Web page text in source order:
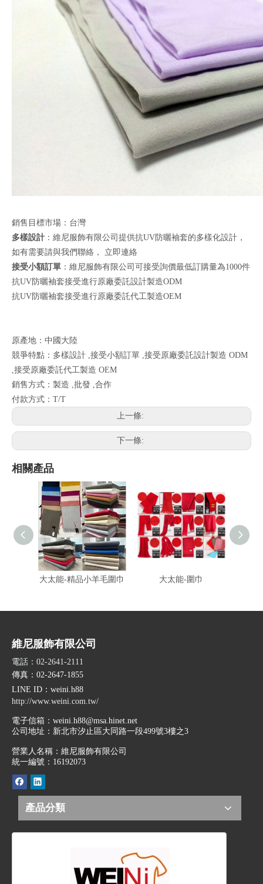
銷售目標市場：台灣
多樣設計 ：維尼服飾有限公司提供抗UV防曬袖套的多樣化設計，
如有需要請與我們聯絡， 立即連絡
接受小額訂單 ：維尼服飾有限公司可接受詢價最低訂購量為1000件
抗UV防曬袖套接受進行原廠委託設計製造ODM
抗UV防曬袖套接受進行原廠委託代工製造OEM
原產地：中國大陸
競爭特點：多樣設計 ,接受小額訂單 ,接受原廠委託設計製造 ODM
,接受原廠委託代工製造 OEM
銷售方式：製造 ,批發 ,合作
付款方式：T/T
上一條:
下一條:
相關產品
大太能-精品小羊毛圍巾 大太能-圍巾
維尼服飾有限公司
電話：02-2641-2111
傳真：02-2647-1855
LINE ID ：weini.h88
http://www.weini.com.tw/
電子信箱： weini.h88@msa.hinet.net
公司地址： 新北市汐止區大同路一段499號3樓之3
營業人名稱：維尼服飾有限公司
統一編號：16192073
產品分類